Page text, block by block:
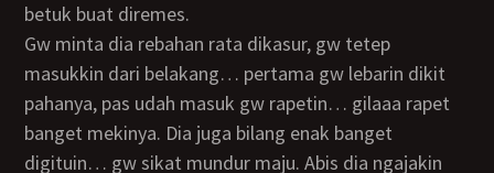
betuk buat diremes.
Gw minta dia rebahan rata dikasur, gw tetep
masukkin dari belakang… pertama gw lebarin dikit
pahanya, pas udah masuk gw rapetin… gilaaa rapet
banget mekinya. Dia juga bilang enak banget
digituin… gw sikat mundur maju. Abis dia ngajakin